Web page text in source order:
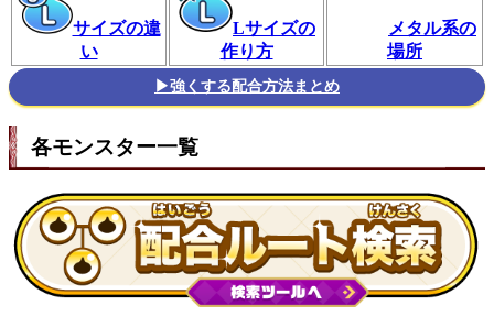
サイズの違
い
Lサイズの
作り方
メタル系の
場所
▶強くする配合方法まとめ
各モンスター一覧